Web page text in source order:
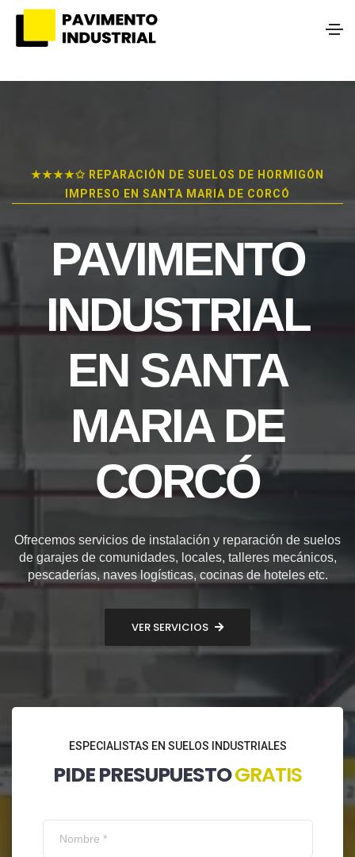
★★★★✩ REPARACIÓN DE SUELOS DE HORMIGÓN
IMPRESO EN SANTA MARIA DE CORCÓ
PAVIMENTO
INDUSTRIAL
EN SANTA
MARIA DE
CORCÓ
Ofrecemos servicios de instalación y reparación de suelos
de garajes de comunidades, locales, talleres mecánicos,
pescaderías, naves logísticas, cocinas de hoteles etc.
VER SERVICIOS
ESPECIALISTAS EN SUELOS INDUSTRIALES
PIDE PRESUPUESTOGRATIS